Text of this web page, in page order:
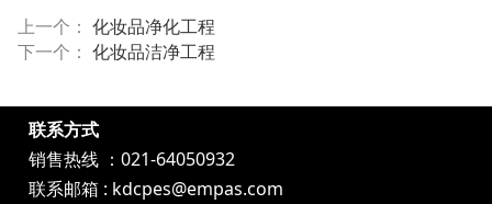
上一个： 化妆品净化工程
下一个： 化妆品洁净工程
联系方式
销售热线 ：021-64050932
联系邮箱 : kdcpes@empas.com